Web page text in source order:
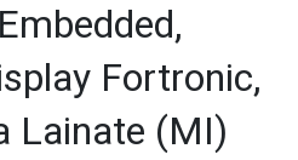
Fortronic,
Lainate (MI)